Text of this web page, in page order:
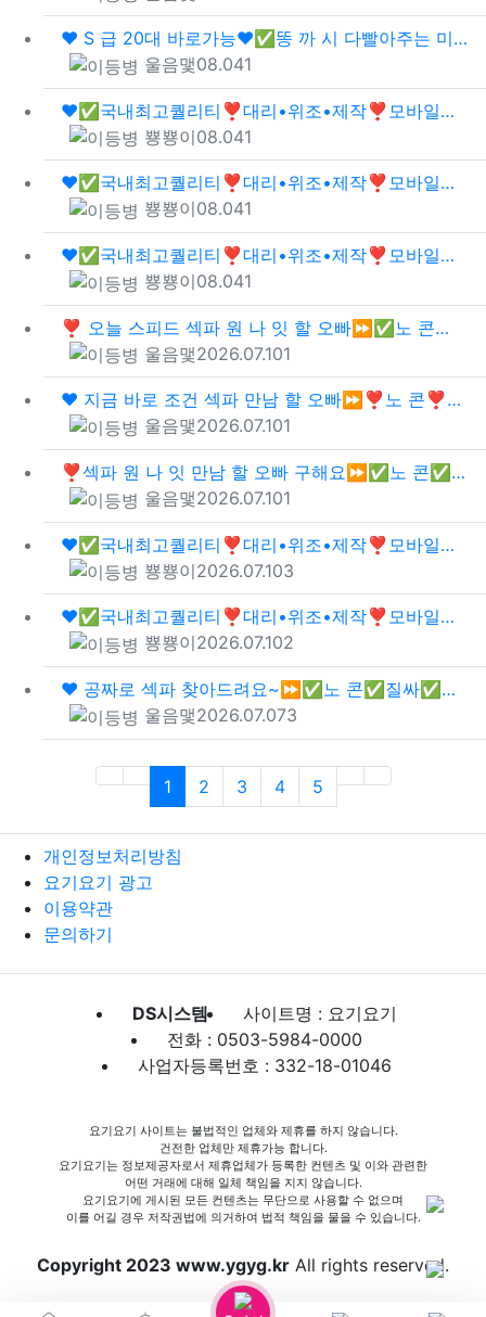
❤️ S 급 20대 바로가능❤️✅똥 까 시 다빨아주는 미친 라인업 ✅내상❌극강 마인드⭕20…
등록자
울음맻등록일
08.04조회
1
❤️✅국내최고퀄리티❣️대리•위조•제작❣️모바일신분증위조•직거래•전문•주민등록증제작✅❤️▶텔…
등록자
뿅뿅이등록일
08.04조회
1
❤️✅국내최고퀄리티❣️대리•위조•제작❣️모바일신분증위조•직거래•전문•주민등록증제작✅❤️▶텔…
등록자
뿅뿅이등록일
08.04조회
1
❤️✅국내최고퀄리티❣️대리•위조•제작❣️모바일신분증위조•직거래•전문•주민등록증제작✅❤️▶텔…
등록자
뿅뿅이등록일
08.04조회
1
❣️ 오늘 스피드 섹파 원 나 잇 할 오빠⏩✅노 콘✅질싸✅애널✅애 무✅입사✅
등록자
울음맻등록일
2026.07.10조회
1
❤️ 지금 바로 조건 섹파 만남 할 오빠⏩❣️노 콘❣️질싸❣️애널❣️애 무❣️입사❣️
등록자
울음맻등록일
2026.07.10조회
1
❣️섹파 원 나 잇 만남 할 오빠 구해요⏩✅노 콘✅질싸✅애널✅애 무✅입사✅
등록자
울음맻등록일
2026.07.10조회
1
❤️✅국내최고퀄리티❣️대리•위조•제작❣️모바일신분증위조•직거래•전문•주민등록증제작✅❤️▶텔…
등록자
뿅뿅이등록일
2026.07.10조회
3
❤️✅국내최고퀄리티❣️대리•위조•제작❣️모바일신분증위조•직거래•전문•주민등록증제작✅❤️▶텔…
등록자
뿅뿅이등록일
2026.07.10조회
2
❤️ 공짜로 섹파 찾아드려요~⏩✅노 콘✅질싸✅애널✅애 무✅입사✅
등록자
울음맻등록일
2026.07.07조회
3
1(current)
2 3 4 5
개인정보처리방침
요기요기 광고
이용약관
문의하기
DS시스템
사이트명 : 요기요기
전화 : 0503-5984-0000
사업자등록번호 : 332-18-01046
요기요기 사이트는 불법적인 업체와 제휴를 하지 않습니다.
건전한 업체만 제휴가능 합니다.
요기요기는 정보제공자로서 제휴업체가 등록한 컨텐츠 및 이와 관련한
어떤 거래에 대해 일체 책임을 지지 않습니다.
요기요기에 게시된 모든 컨텐츠는 무단으로 사용할 수 없으며
이를 어길 경우 저작권법에 의거하여 법적 책임을 물을 수 있습니다.
Copyright 2023 www.ygyg.kr All rights reserved.